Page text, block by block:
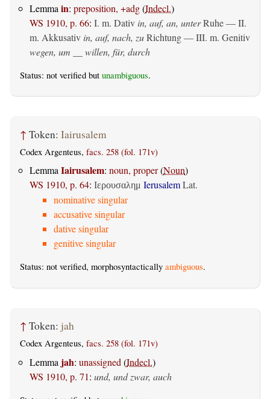
Lemma in: preposition, +adg(Indecl.)
WS 1910, p. 66: I. m. Dativ in, auf, an, unterRuhe — II.
m. Akkusativ in, auf, nach, zuRichtung — III. m. Genitiv
wegen, um __ willen, für, durch
Status: not verified but unambiguous.
↑ Token: Iairusalem
Codex Argenteus, facs. 258 (fol. 171v)
LemmaIairusalem: noun, proper(Noun)
WS 1910, p. 64: Ιερουσαλημ IerusalemLat.
nominative singular
accusative singular
dative singular
genitive singular
Status: not verified, morphosyntactically ambiguous.
↑ Token: jah
Codex Argenteus, facs. 258 (fol. 171v)
Lemma jah: unassigned (Indecl.)
WS 1910, p. 71: und, und zwar, auch